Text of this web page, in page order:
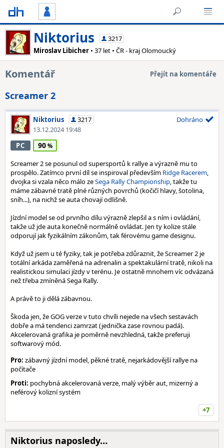
Niktorius
3217
Miroslav Libicher • 37 let • ČR - kraj Olomoucký
Komentář Přejít na komentáře
Screamer 2
Niktorius
3217
13.12.2024 19:48
Dohráno
PC 90
Screamer 2 se posunul od supersportů k rallye a výrazně mu to
prospělo. Zatímco první díl se inspiroval především Ridge Racerem,
dvojka si vzala něco málo zeSega Rally Championship, takže tu
máme zábavné tratě plné různých povrchů (kočičí hlavy, šotolina,
sníh...), na nichž se auta chovají odlišně.
Jízdní model se od prvního dílu výrazně zlepšil a s ním i ovládání,
takže už jde auta konečně normálně ovládat. Jen ty kolize stále
odporují jak fyzikálním zákonům, tak férovému game designu.
Když už jsem u té fyziky, tak je potřeba zdůraznit, že Screamer 2 je
totální arkáda zaměřená na adrenalin a spektakulární tratě, nikoli na
realistickou simulaci jízdy v terénu. Je ostatně mnohem víc odvázaná
než třeba zmíněná Sega Rally.
A právě to ji dělá zábavnou.
Škoda jen, že GOG verze v tuto chvíli nejede na všech sestavách
dobře a má tendenci zamrzat (jednička zase rovnou padá).
Akcelerovaná grafika je poměrně nevzhledná, takže preferuji
softwarový mód.
Pro: zábavný jízdní model, pěkné tratě, nejarkádovější rallye na
počítače
Proti: pochybná akcelerovaná verze, malý výběr aut, mizerný a
neférový kolizní systém
+7
Niktorius naposledy…